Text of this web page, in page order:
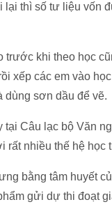
lại thì số tư liệu vốn
trước khi theo học
xếp các em vào
dùng sơn dầu để vẽ.
tại Câu lạc bộ Văn
rất nhiều thế hệ
bằng tâm huyết
gửi dự thi đoạt